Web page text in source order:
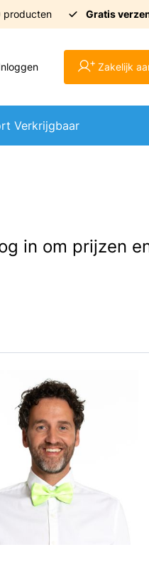
producten Gratis
+ Zakelijk
Verkrijgbaar
in om prijzen